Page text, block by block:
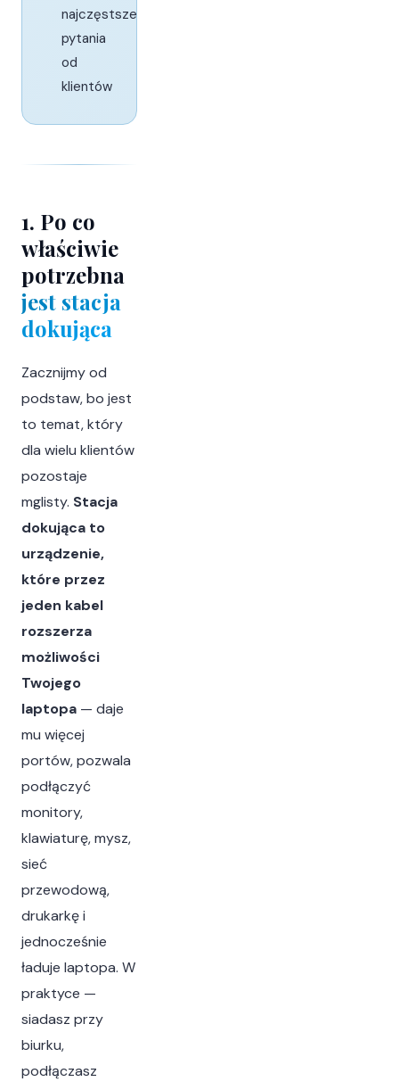
najczęstsze
pytania
od
klientów
1. Po co
właściwie
potrzebna
jest stacja
dokująca
Zacznijmy od
podstaw, bo jest
to temat, który
dla wielu klientów
pozostaje
mglisty. Stacja
dokująca to
urządzenie,
które przez
jeden kabel
rozszerza
możliwości
Twojego
laptopa — daje
mu więcej
portów, pozwala
podłączyć
monitory,
klawiaturę, mysz,
sieć
przewodową,
drukarkę i
jednocześnie
ładuje laptopa. W
praktyce —
siadasz przy
biurku,
podłączasz